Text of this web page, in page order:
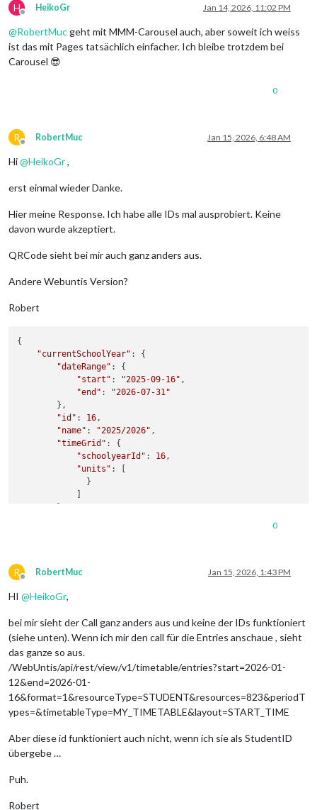
H
Offline
HeikoGr Jan 14, 2026, 11:02 PM
@RobertMucgeht mit MMM-Carousel auch, aber soweit ich weiss
ist das mit Pages tatsächlich einfacher. Ich bleibe trotzdem bei
Carousel 😎
0
R
Offline
RobertMuc Jan 15, 2026, 6:48 AM
Hi@HeikoGr,
erst einmal wieder Danke.
Hier meine Response. Ich habe alle IDs mal ausprobiert. Keine
davon wurde akzeptiert.
QRCode sieht bei mir auch ganz anders aus.
Andere Webuntis Version?
Robert
{
"currentSchoolYear" : {
"dateRange" : {
"start" : "2025-09-16" ,
"end" :
"2026-07-31"
        },
"id" : 16,
"name" : "2025/2026" ,
"timeGrid" : {
"schoolyearId" : 16,
"units" : [
              }
"hasOneDriveRight"
"oneDriveClientId"
"tenant": {
"displayName": "xx",
"name": "xx"
    },
"ui2020": true,
"user": {
"locale": "de",
0
R
Offline
RobertMuc Jan 15, 2026, 1:43 PM
HI @HeikoGr,
bei mir sieht der Call ganz anders aus und keine der IDs funktioniert
(siehe unten). Wenn ich mir den call für die Entries anschaue , sieht
das ganze so aus.
/WebUntis/api/rest/view/v1/timetable/entries?start=2026-01-
12&end=2026-01-
16&format=1&resourceType=STUDENT&resources=823&periodT
ypes=&timetableType=MY_TIMETABLE&layout=START_TIME
Aber diese id funktioniert auch nicht, wenn ich sie als StudentID
übergebe …
Puh.
Robert